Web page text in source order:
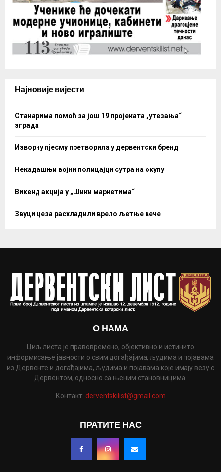
Најновије вијести
Станарима помоћ за још 19 пројеката „утезања“
зграда
Изворну пјесму претворила у дервентски бренд
Некадашњи војни полицајци сутра на окупу
Викенд акција у „Шики маркетима“
Звуци цеза расхладили врело љетње вече
О НАМА
Циљ листа је правовремено, објективно и истинито
информисање јавности о свим догађајима, људима и појавама
из Дервенте и догађајима, људима и појавама које имају везу с
Дервентом, односно са њеним становницима.
Контакт: derventskilist@gmail.com
ПРАТИТЕ НАС